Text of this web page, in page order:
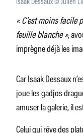
« C’est moins
feuille blanche »,
imprègne déjà les
Car Isaak Dessaux
joue les gadjos
amuser la galerie, il
Celui qui rêve des